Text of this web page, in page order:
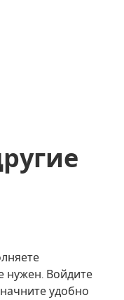
нужен. Войдите
удобно